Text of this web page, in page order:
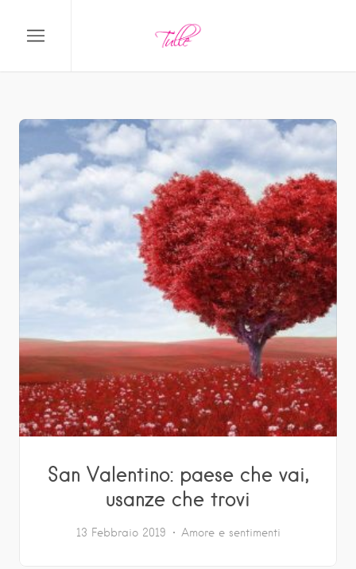
San Valentino: paese che vai,
usanze che trovi
13 Febbraio 2019 Amore e sentimenti